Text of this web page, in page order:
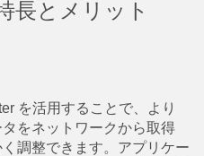
長とメリット
を活用することで、より
をネットワークから取得
調整できます。アプリケー